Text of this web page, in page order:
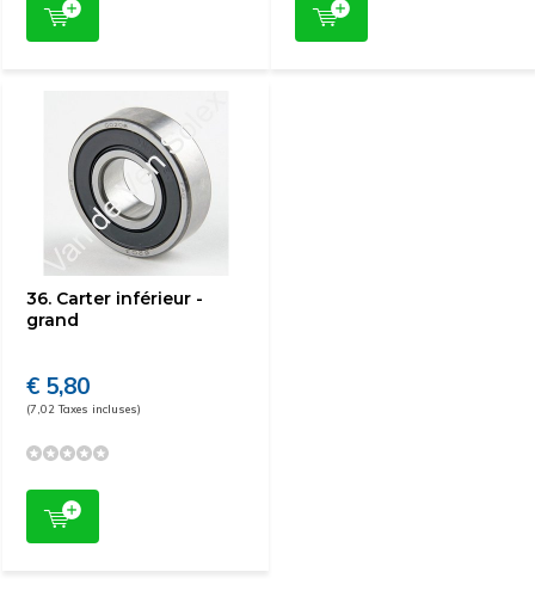
36. Carter inférieur -
grand
€ 5,80
(7,02 Taxes incluses)